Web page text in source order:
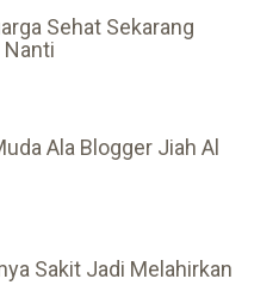
Sehat Sekarang
Nanti
Ala Blogger Jiah Al
Sakit Jadi Melahirkan